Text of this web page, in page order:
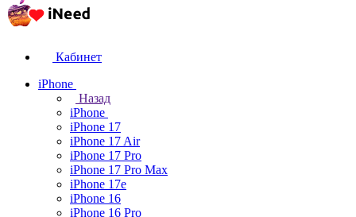
Кабинет
iPhone
Назад
iPhone
iPhone 17
iPhone 17 Air
iPhone 17 Pro
iPhone 17 Pro Max
iPhone 17e
iPhone 16
iPhone 16 Pro